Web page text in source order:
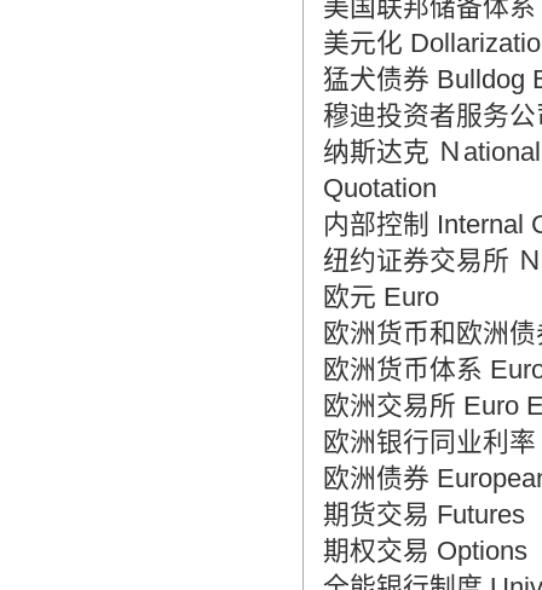
美国联邦储备体
美元化
猛犬债券 Bulldog
穆迪投资者服务
纳斯达克 Ｎ
Quotation
内部控制 Internal
纽约证券交易所
欧元 Euro
欧洲货币和欧洲
欧洲货币体系
欧洲交易所 Euro
欧洲银行同业利
欧洲债券
期货交易 Futures
期权交易 Options